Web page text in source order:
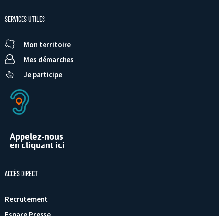
SERVICES UTILES
Mon territoire
Mes démarches
Je participe
Appelez-nous
en cliquant ici
ACCÈS DIRECT
Recrutement